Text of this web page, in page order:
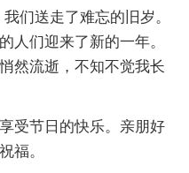
们送走了难忘的旧岁。
人们迎来了新的一年。
然流逝，不知不觉我长
受节日的快乐。亲朋好
福。